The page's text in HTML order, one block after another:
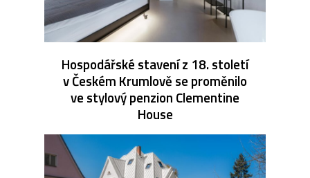
Hospodářské stavení z 18. století
v Českém Krumlově se proměnilo
ve stylový penzion Clementine
House